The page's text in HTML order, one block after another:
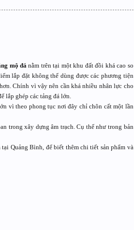
mộ đánằm trên tại một khu đất đồi khá cao so
lắp đặt không thể dùng được các phương tiện
Chính vì vậy nên cần khá nhiều nhân lực cho
lắp ghép các tảng đá lớn.
vì theo phong tục nơi đây chỉ chôn cất một lần
trong xây dựng âm trạch. Cụ thể như trong bản
Quảng Bình, để biết thêm chi tiết sản phẩm và